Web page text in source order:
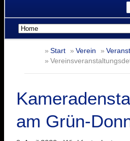
Navigation
überspringen
Start Verein
am Grün-